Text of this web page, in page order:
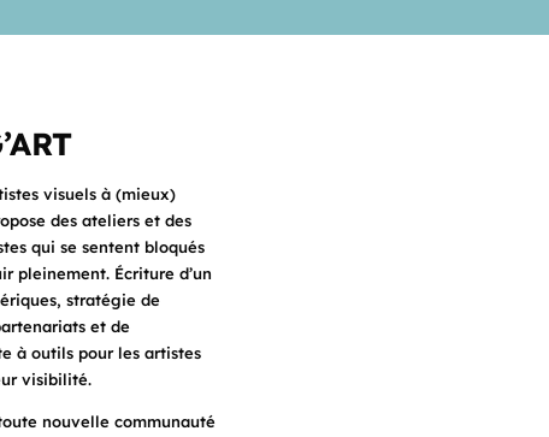
visuels à (mieux)
des ateliers et des
qui se sentent bloqués
pleinement. Écriture d’un
stratégie de
et de
à outils pour les artistes
visibilité.
nouvelle communauté